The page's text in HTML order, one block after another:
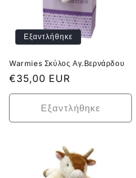
Εξαντλήθηκε
Warmies Σκύλος Αγ.Βερνάρδου
Κανονική
τιμή
€35,00 EUR
Εξαντλήθηκε